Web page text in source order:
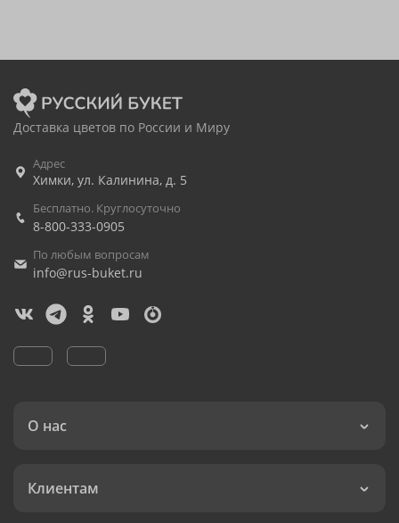
Доставка цветов по России и Миру
Адрес
Химки, ул. Калинина, д. 5
Бесплатно. Круглосуточно
8-800-333-0905
По любым вопросам
info@rus-buket.ru
О нас
Клиентам